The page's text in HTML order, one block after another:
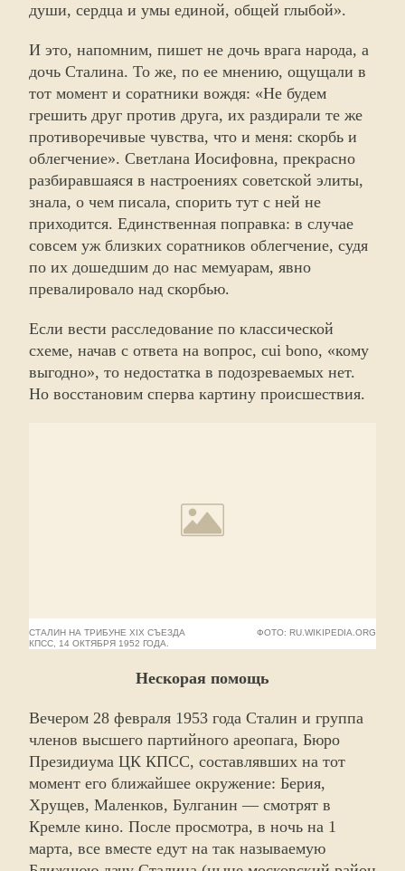
души, сердца и умы единой, общей глыбой».
И это, напомним, пишет не дочь врага народа, а
дочь Сталина. То же, по ее мнению, ощущали в
тот момент и соратники вождя: «Не будем
грешить друг против друга, их раздирали те же
противоречивые чувства, что и меня: скорбь и
облегчение». Светлана Иосифовна, прекрасно
разбиравшаяся в настроениях советской элиты,
знала, о чем писала, спорить тут с ней не
приходится. Единственная поправка: в случае
совсем уж близких соратников облегчение, судя
по их дошедшим до нас мемуарам, явно
превалировало над скорбью.
Если вести расследование по классической
схеме, начав с ответа на вопрос, cui bono, «кому
выгодно», то недостатка в подозреваемых нет.
Но восстановим сперва картину происшествия.
СТАЛИН НА ТРИБУНЕ XIX СЪЕЗДА
КПСС, 14 ОКТЯБРЯ 1952 ГОДА.
ФОТО: RU.WIKIPEDIA.ORG
Нескорая помощь
Вечером 28 февраля 1953 года Сталин и группа
членов высшего партийного ареопага, Бюро
Президиума ЦК КПСС, составлявших на тот
момент его ближайшее окружение: Берия,
Хрущев, Маленков, Булганин — смотрят в
Кремле кино. После просмотра, в ночь на 1
марта, все вместе едут на так называемую